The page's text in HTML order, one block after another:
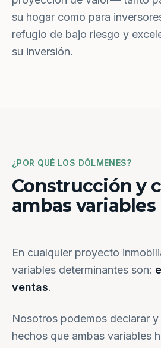
su hogar como para
refugio de bajo riesgo y
su inversión.
¿POR QUÉ LOS DÓLMENES?
Construcción y
ambas
En cualquier proyecto
variables determinantes son:
ventas.
Nosotros podemos declarar
hechos que ambas variables